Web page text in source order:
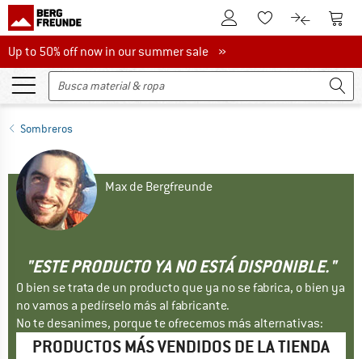
A la cuenta de cliente
A la lista de
A la A la
Up to 50% off now in our summer sale
Up to 50% off now in our summer sale »
Sombreros
Max de Bergfreunde
"ESTE PRODUCTO YA NO ESTÁ DISPONIBLE."
O bien se trata de un producto que ya no se fabrica, o bien ya
no vamos a pedírselo más al fabricante.
No te desanimes, porque te ofrecemos más alternativas:
PRODUCTOS MÁS VENDIDOS DE LA TIENDA